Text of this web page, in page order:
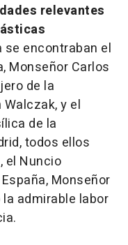
relevantes
se encontraban el
Monseñor Carlos
de la
y el
de la
todos ellos
el Nuncio
Monseñor
admirable labor